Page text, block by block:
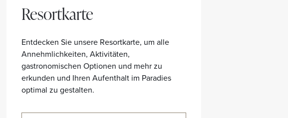
Resortkarte
Entdecken Sie unsere Resortkarte, um alle
Annehmlichkeiten, Aktivitäten,
gastronomischen Optionen und mehr zu
erkunden und Ihren Aufenthalt im Paradies
optimal zu gestalten.